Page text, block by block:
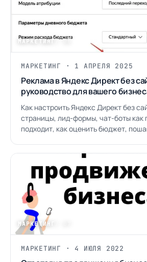
МАРКЕТИНГ/ 06
МАРКЕТИНГ · 1 АПРЕЛЯ 2025
Реклама в Яндекс Директ без
руководство для вашего
Как настроить Яндекс Директ без
страницы, лид-формы, чат-боты как
подходит, как оценить бюджет,
МАРКЕТИНГ
МАРКЕТИНГ · 4 ИЮЛЯ 2022